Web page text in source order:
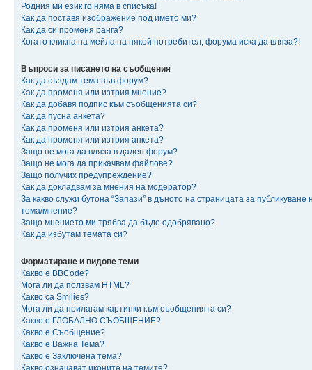
Родния ми език го няма в списъка!
Как да поставя изображение под името ми?
Как да си променя ранга?
Когато кликна на мейла на някой потребител, форума иска да вляза?!
Въпроси за писането на съобщения
Как да създам тема във форум?
Как да променя или изтрия мнение?
Как да добавя подпис към съобщенията си?
Как да пусна анкета?
Как да променя или изтрия анкета?
Как да променя или изтрия анкета?
Защо не мога да вляза в даден форум?
Защо не мога да прикачвам файлове?
Защо получих предупреждение?
Как да докладвам за мнения на модератор?
За какво служи бутона “Запази” в дъното на страницата за публикуване
тема/мнение?
Защо мнението ми трябва да бъде одобрявано?
Как да избутам темата си?
Форматиране и видове теми
Какво е BBCode?
Мога ли да ползвам HTML?
Какво са Smilies?
Мога ли да прилагам картинки към съобщенията си?
Какво е ГЛОБАЛНО СЪОБЩЕНИЕ?
Какво е Съобщение?
Какво е Важна Тема?
Какво е Заключена тема?
Какво означават иконите на темите?